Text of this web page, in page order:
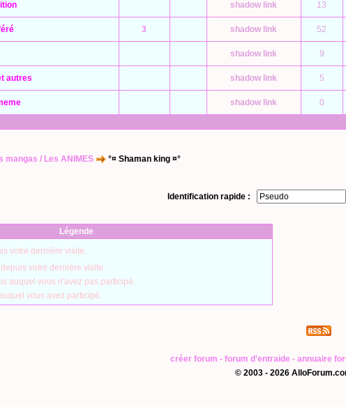
shadow link 13
3 shadow link 52
shadow link 9
autres
shadow link 5
shadow link 0
mangas / Les ANIMES °¤ Shaman king ¤°
Identification rapide :
Légende
votre dernière visite.
votre dernière visite.
auquel vous n'avez pas participé.
vous avez participé.
créer forum - forum d'entraide- annuaire
© 2003 - 2026